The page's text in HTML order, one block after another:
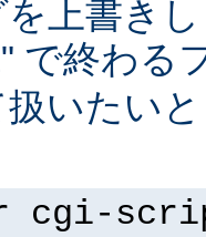
上書き
" で終わる
扱いたい
cgi-